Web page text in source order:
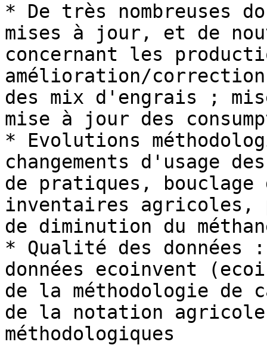
* De très nombreuses
mises à jour, et de
concernant les
amélioration/
des mix d'engrais ;
mise à jour des
* Evolutions
changements d'usage
de pratiques, bouclage
inventaires agricoles,
de diminution du
* Qualité des données
données ecoinvent
de la méthodologie de
de la notation
méthodologiques